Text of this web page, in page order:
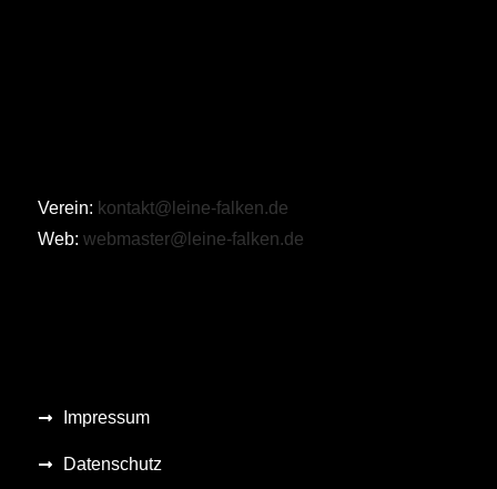
Verein: kontakt@leine-falken.de
Web: webmaster@leine-falken.de
Impressum
Datenschutz